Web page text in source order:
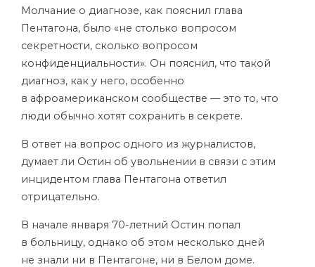
Молчание о диагнозе, как пояснил глава
Пентагона, было «не столько вопросом
секретности, сколько вопросом
конфиденциальности». Он пояснил, что такой
диагноз, как у него, особенно
в афроамериканском сообществе — это то, что
люди обычно хотят сохранить в секрете.
В ответ на вопрос одного из журналистов,
думает ли Остин об увольнении в связи с этим
инцидентом глава Пентагона ответил
отрицательно.
В начале января 70-летний Остин попал
в больницу, однако об этом несколько дней
не знали ни в Пентагоне, ни в Белом доме.